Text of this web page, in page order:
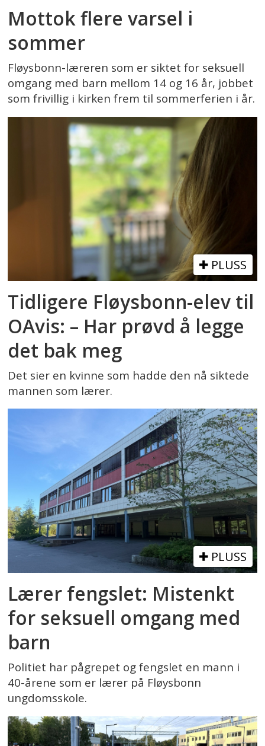
Mottok flere varsel i
sommer
Fløysbonn-læreren som er siktet for seksuell
omgang med barn mellom 14 og 16 år, jobbet
som frivillig i kirken frem til sommerferien i år.
PLUSS
Tidligere Fløysbonn-elev til
OAvis: – Har prøvd å legge
det bak meg
Det sier en kvinne som hadde den nå siktede
mannen som lærer.
PLUSS
Lærer fengslet: Mistenkt
for seksuell omgang med
barn
Politiet har pågrepet og fengslet en mann i
40-årene som er lærer på Fløysbonn
ungdomsskole.